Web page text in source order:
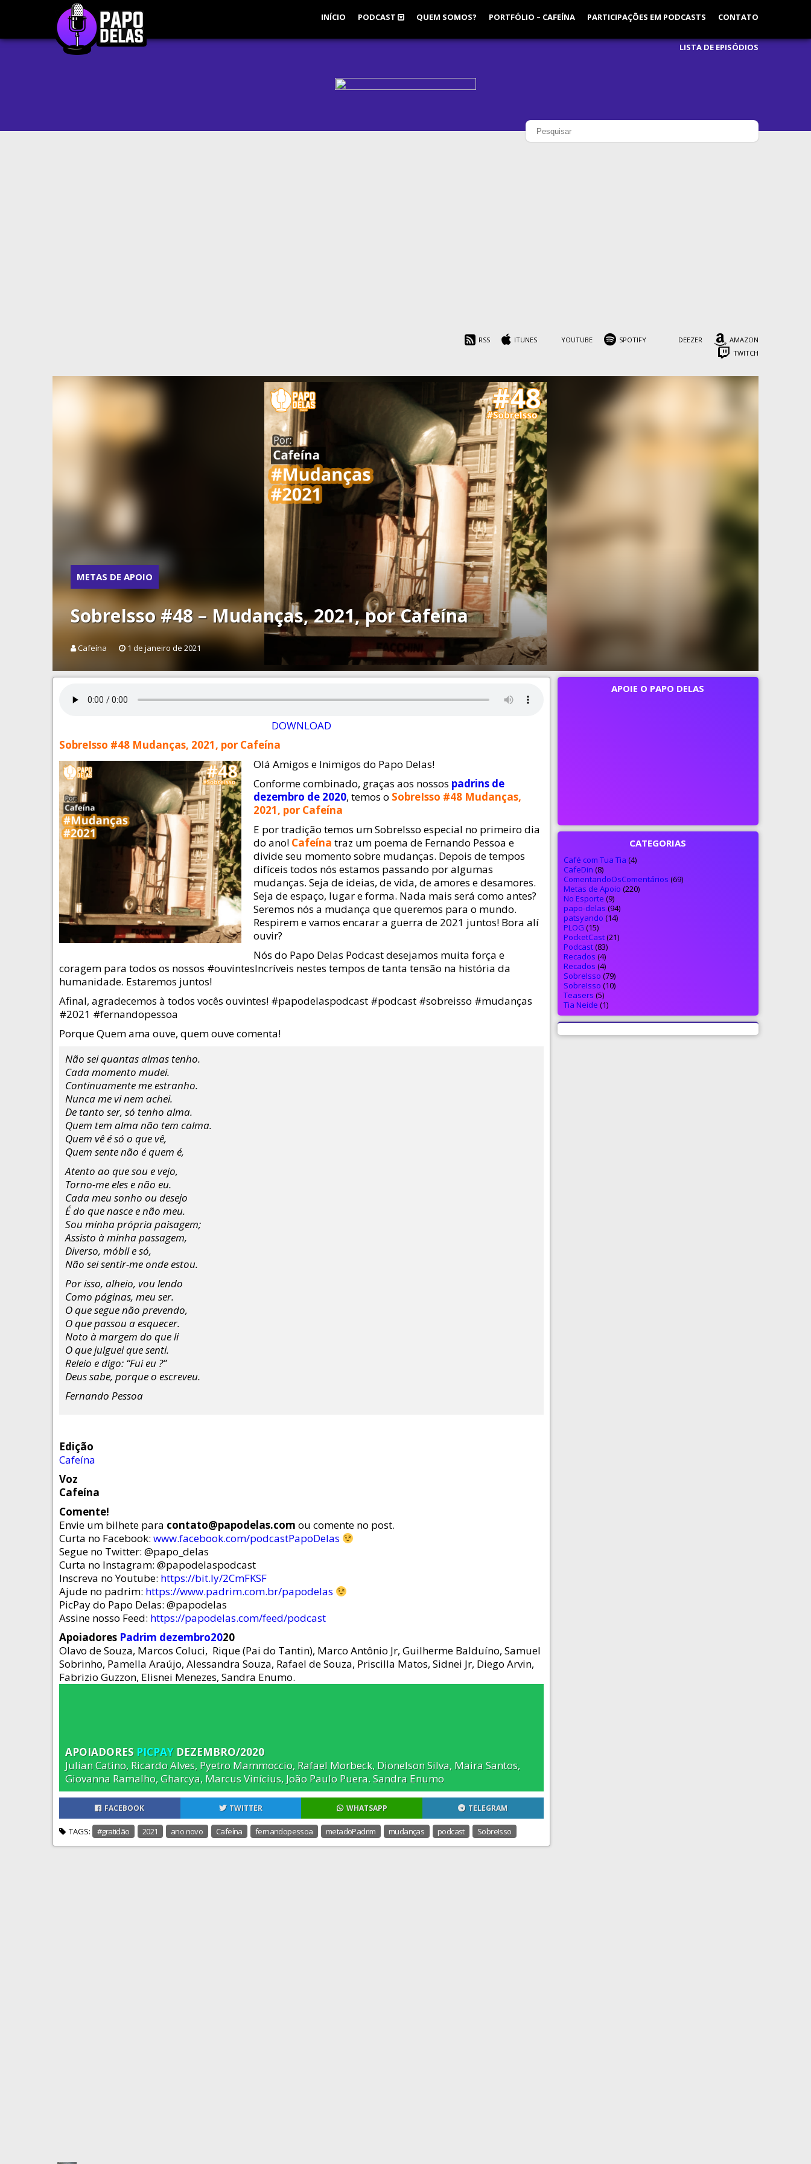
INÍCIO PODCAST QUEM SOMOS? PORTFÓLIO – CAFEÍNA PARTICIPAÇÕES EM PODCASTS CONTATO
LISTA DE EPISÓDIOS
RSS ITUNES YOUTUBE SPOTIFY DEEZER
AMAZON
TWITCH
METAS DE APOIO
SobreIsso #48 – Mudanças, 2021, por Cafeína
Cafeína 1 de janeiro de 2021
DOWNLOAD
SobreIsso #48 Mudanças, 2021, por Cafeína
Olá Amigos e Inimigos do Papo Delas!
Conforme combinado, graças aos nossos padrins de
dezembro de 2020, temos o SobreIsso #48 Mudanças,
2021, por Cafeína
E por tradição temos um SobreIsso especial no primeiro dia
do ano! Cafeína traz um poema de Fernando Pessoa e
divide seu momento sobre mudanças. Depois de tempos
difíceis todos nós estamos passando por algumas
mudanças. Seja de ideias, de vida, de amores e desamores.
Seja de espaço, lugar e forma. Nada mais será como antes?
Seremos nós a mudança que queremos para o mundo.
Respirem e vamos encarar a guerra de 2021 juntos! Bora alí
ouvir?
Nós do Papo Delas Podcast desejamos muita força e
coragem para todos os nossos #ouvintesIncríveis nestes tempos de tanta tensão na história da
humanidade. Estaremos juntos!
Afinal, agradecemos à todos vocês ouvintes! #papodelaspodcast #podcast #sobreisso #mudanças
#2021 #fernandopessoa
Porque Quem ama ouve, quem ouve comenta!
Não sei quantas almas tenho.
Cada momento mudei.
Continuamente me estranho.
Nunca me vi nem achei.
De tanto ser, só tenho alma.
Quem tem alma não tem calma.
Quem vê é só o que vê,
Quem sente não é quem é,
Atento ao que sou e vejo,
Torno-me eles e não eu.
Cada meu sonho ou desejo
É do que nasce e não meu.
Sou minha própria paisagem;
Assisto à minha passagem,
Diverso, móbil e só,
Não sei sentir-me onde estou.
Por isso, alheio, vou lendo
Como páginas, meu ser.
O que segue não prevendo,
O que passou a esquecer.
Noto à margem do que li
O que julguei que senti.
Releio e digo: “Fui eu ?”
Deus sabe, porque o escreveu.
Fernando Pessoa
Edição
Cafeína
Voz
Cafeína
Comente!
Envie um bilhete para contato@papodelas.com ou comente no post.
Curta no Facebook: www.facebook.com/podcastPapoDelas
Segue no Twitter: @papo_delas
Curta no Instagram: @papodelaspodcast
Inscreva no Youtube: https://bit.ly/2CmFKSF
Ajude no padrim: https://www.padrim.com.br/papodelas
PicPay do Papo Delas: @papodelas
Assine nosso Feed: https://papodelas.com/feed/podcast
Apoiadores Padrim dezembro2020
Olavo de Souza, Marcos Coluci, Rique (Pai do Tantin), Marco Antônio Jr, Guilherme Balduíno, Samuel
Sobrinho, Pamella Araújo, Alessandra Souza, Rafael de Souza, Priscilla Matos, Sidnei Jr, Diego Arvin,
Fabrizio Guzzon, Elisnei Menezes, Sandra Enumo.
APOIADORES PICPAY DEZEMBRO/2020
Julian Catino, Ricardo Alves, Pyetro Mammoccio, Rafael Morbeck, Dionelson Silva, Maira Santos,
Giovanna Ramalho, Gharcya, Marcus Vinícius, João Paulo Puera. Sandra Enumo
FACEBOOK TWITTER WHATSAPP TELEGRAM
TAGS: #gratidão 2021 ano novo Cafeína fernandopessoa metadoPadrim mudanças podcast SobreIsso
APOIE O PAPO DELAS
CATEGORIAS
Café com Tua Tia (4)
CafeDin (8)
ComentandoOsComentários (69)
Metas de Apoio (220)
No Esporte (9)
papo-delas (94)
patsyando (14)
PLOG (15)
PocketCast(21)
Podcast(83)
Recados (4)
Recados (4)
SobreIsso (79)
SobreIsso (10)
Teasers (5)
Tia Neide (1)